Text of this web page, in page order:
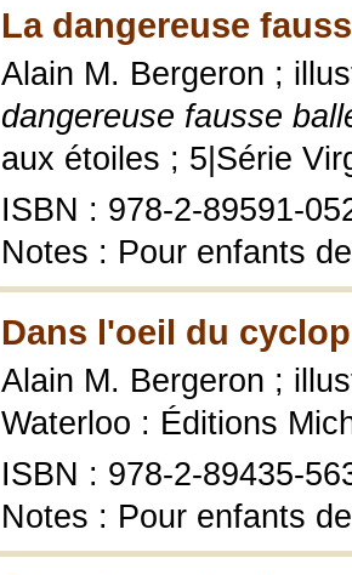
La dangereuse
Alain M. Bergeron ;
dangereuse fausse
aux étoiles ; 5|Série
ISBN : 978-2-89591-
Notes : Pour enfants
Dans l'oeil du
Alain M. Bergeron ;
Waterloo : Éditions
ISBN : 978-2-89435-
Notes : Pour enfants